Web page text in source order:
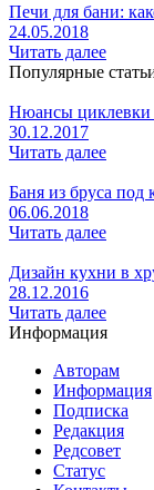
Печи для бани:
24.05.2018
Читать далее
Популярные
Нюансы циклевки
30.12.2017
Читать далее
Баня из бруса под
06.06.2018
Читать далее
Дизайн кухни в
28.12.2016
Читать далее
Информация
Авторам
Информация
Подписка
Редакция
Редсовет
Статус